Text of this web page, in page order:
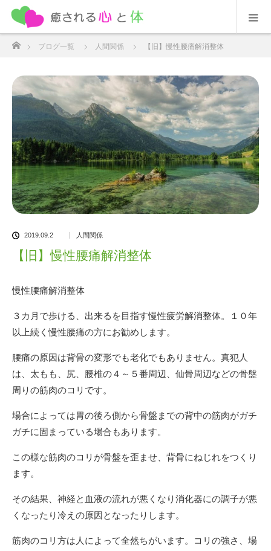
ブログ一覧 人間関係 【旧】慢性腰痛解消整体
2019.09.2 人間関係
【旧】慢性腰痛解消整体
慢性腰痛解消整体
３カ月で歩ける、出来るを目指す慢性疲労解消整体。１０年
以上続く慢性腰痛の方にお勧めします。
腰痛の原因は背骨の変形でも老化でもありません。真犯人
は、太もも、尻、腰椎の４～５番周辺、仙骨周辺などの骨盤
周りの筋肉のコリです。
場合によっては胃の後ろ側から骨盤までの背中の筋肉がガチ
ガチに固まっている場合もあります。
この様な筋肉のコリが骨盤を歪ませ、背骨にねじれをつくり
ます。
その結果、神経と血液の流れが悪くなり消化器にの調子が悪
くなったり冷えの原因となったりします。
筋肉のコリ方は人によって全然ちがいます。コリの強さ、場